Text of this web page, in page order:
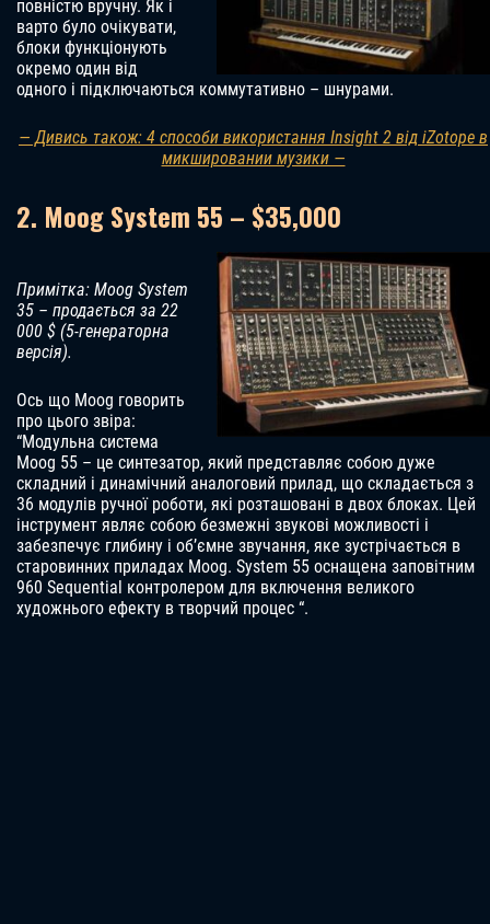
повністю вручну. Як і
варто було очікувати,
блоки функціонують
окремо один від
одного і підключаються коммутативно – шнурами.
— Дивись також: 4 способи використання Insight 2 від iZotope в
микшировании музики —
2. Moog System 55 – $35,000
Примітка: Moog System
35 – продається за 22
000 $ (5-генераторна
версія).
Ось що Moog говорить
про цього звіра:
“Модульна система
Moog 55 – це синтезатор, який представляє собою дуже
складний і динамічний аналоговий прилад, що складається з
36 модулів ручної роботи, які розташовані в двох блоках. Цей
інструмент являє собою безмежні звукові можливості і
забезпечує глибину і об’ємне звучання, яке зустрічається в
старовинних приладах Moog. System 55 оснащена заповітним
960 Sequential контролером для включення великого
художнього ефекту в творчий процес “.